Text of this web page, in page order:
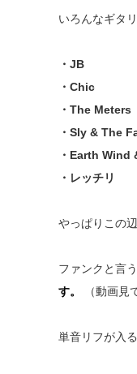
いろんなギタ
・JB
・Chic
・The Meters
・Sly & The
・Earth Wind
・レッチリ
やっぱりこの
ファンクと言
す。
（動画見
単音リフが入